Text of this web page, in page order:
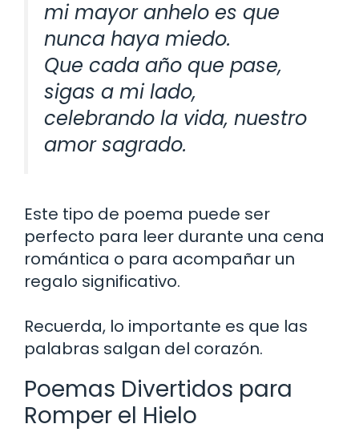
mi mayor anhelo es que
nunca haya miedo.
Que cada año que pase,
sigas a mi lado,
celebrando la vida, nuestro
amor sagrado.
Este tipo de poema puede ser
perfecto para leer durante una cena
romántica o para acompañar un
regalo significativo.
Recuerda, lo importante es que las
palabras salgan del corazón.
Poemas Divertidos para
Romper el Hielo